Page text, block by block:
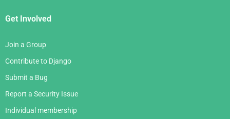
Get Involved
Join a Group
Contribute to Django
Submit a Bug
Report a Security Issue
Individual membership